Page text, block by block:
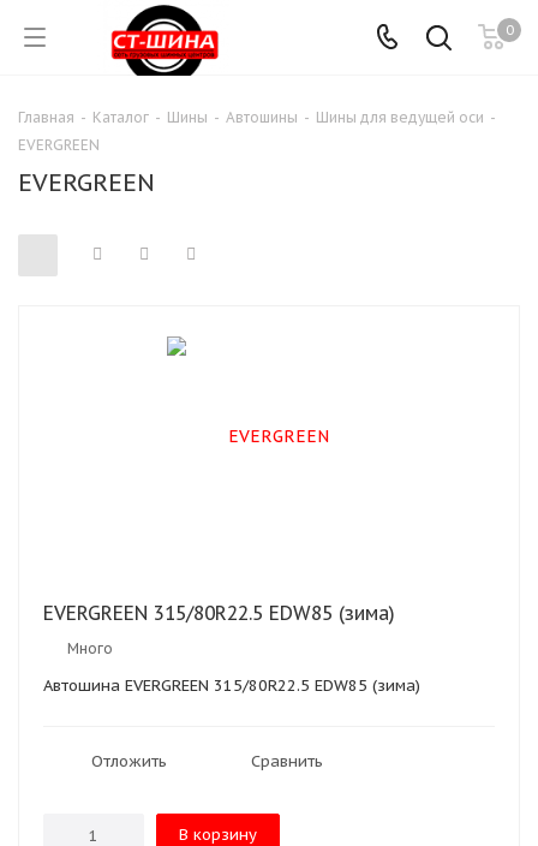
0
Главная - Каталог - Шины - Автошины - Шины для ведущей оси -
EVERGREEN
EVERGREEN
EVERGREEN 315/80R22.5 EDW85 (зима)
Много
Автошина EVERGREEN 315/80R22.5 EDW85 (зима)
Отложить Сравнить
В корзину